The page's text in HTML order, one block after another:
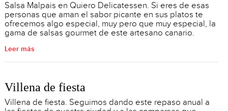
Salsa Malpais en Quiero Delicatessen. Si eres de esas
personas que aman el sabor picante en sus platos te
ofrecemos algo especial, muy pero que muy especial, la
gama de salsas gourmet de este artesano canario.
Leer más
Villena de fiesta
Villena de fiesta. Seguimos dando este repaso anual a